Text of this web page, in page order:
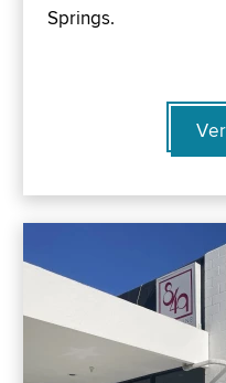
Springs.